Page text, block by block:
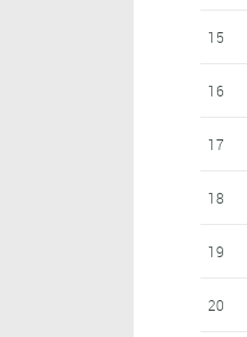
15
16
17
18
19
20